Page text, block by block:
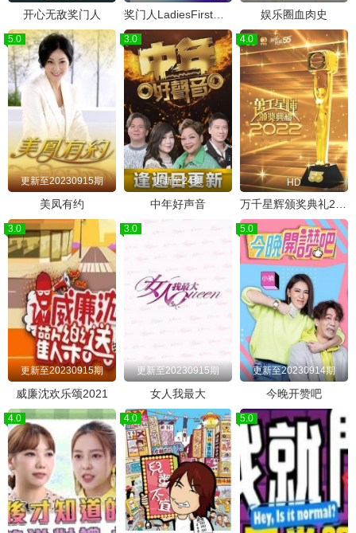
开心无敌奖门人 奖门人LadiesFirst感谢篇 娱乐圈血肉史
5.0
更新至20230915期
美凤有约
3.0
更新至24集
中年好声音
4.0
HD
3.0
更新至20230915期
威廉沈欢乐颂2021
3.0
更新至20230915期
女人我最大
5.0
更新至20230914期
今晚开赞吧
4.0 4.0 5.0